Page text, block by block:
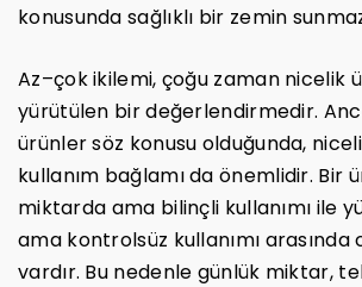
konusunda sağlıklı bir zemin
Az–çok ikilemi, çoğu zaman nicelik
yürütülen bir değerlendirmedir.
ürünler söz konusu olduğunda,
kullanım bağlamı da önemlidir. Bir
miktarda ama bilinçli kullanımı ile
ama kontrolsüz kullanımı
vardır. Bu nedenle günlük miktar,